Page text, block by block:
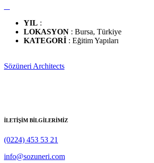
YIL :
LOKASYON : Bursa, Türkiye
KATEGORİ : Eğitim Yapıları
Sözüneri Architects
İLETİŞİM BİLGİLERİMİZ
(0224) 453 53 21
info@sozuneri.com